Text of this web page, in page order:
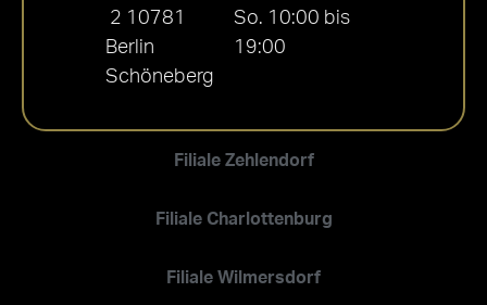
Filiale Zehlendorf
Filiale Charlottenburg
Filiale Wilmersdorf
2 10781
Berlin
Schöneberg
So. 10:00 bis
19:00